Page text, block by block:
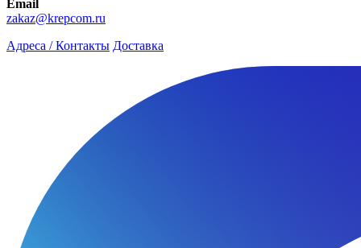
Email
zakaz@krepcom.ru
Адреса / Контакты Доставка